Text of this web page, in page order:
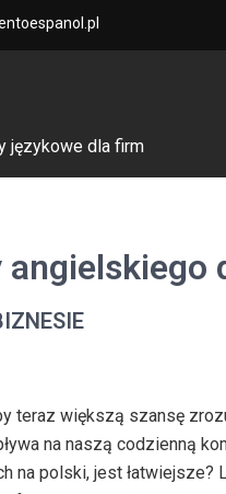
językowe dla firm
angielskiego
teraz większą szansę
na naszą codzienną
na polski, jest